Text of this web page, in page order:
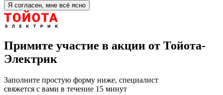
Я согласен, мне всё ясно
Примите участие в акции от Тойота-
Электрик
Заполните простую форму ниже, специалист
свяжется с вами в течение 15 минут